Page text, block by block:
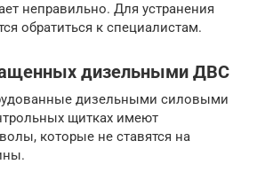
неправильно. Для устранения
обратиться к специалистам.
дизельными ДВС
дизельными силовыми
щитках имеют
которые не ставятся на